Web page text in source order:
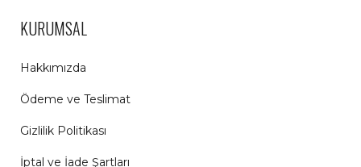
KURUMSAL
Hakkımızda
Ödeme ve Teslimat
Gizlilik Politikası
İptal ve İade Şartları